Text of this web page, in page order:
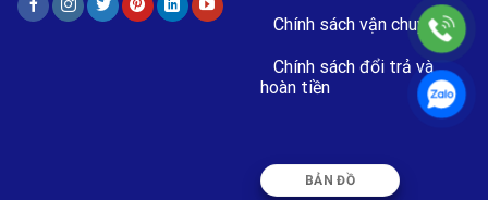
Chính sách vận chuyển
Chính sách đổi trả và
hoàn tiền
BẢN ĐỒ